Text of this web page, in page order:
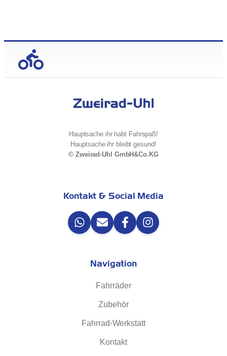
Hauptsache ihr habt Fahrspaß!
Hauptsache ihr bleibt gesund!
© Zweirad-Uhl GmbH&Co.KG
Kontakt & Social Media
Navigation
Fahrräder
Zubehör
Fahrrad-Werkstatt
Kontakt